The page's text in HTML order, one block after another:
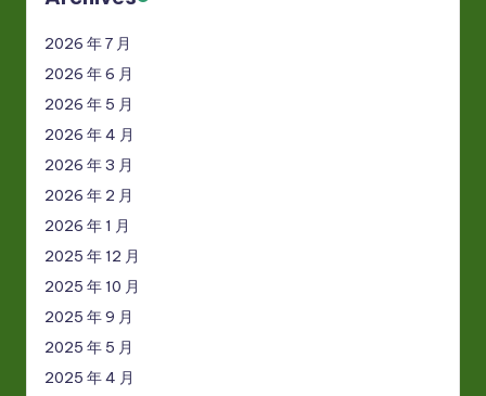
2026 年 7 月
2026 年 6 月
2026 年 5 月
2026 年 4 月
2026 年 3 月
2026 年 2 月
2026 年 1 月
2025 年 12 月
2025 年 10 月
2025 年 9 月
2025 年 5 月
2025 年 4 月